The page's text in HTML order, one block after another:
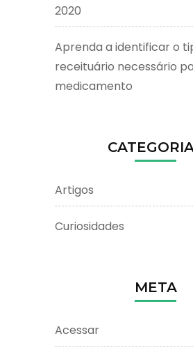
2020
Aprenda a identificar o
receituário necessário
medicamento
Artigos
Curiosidades
META
Acessar